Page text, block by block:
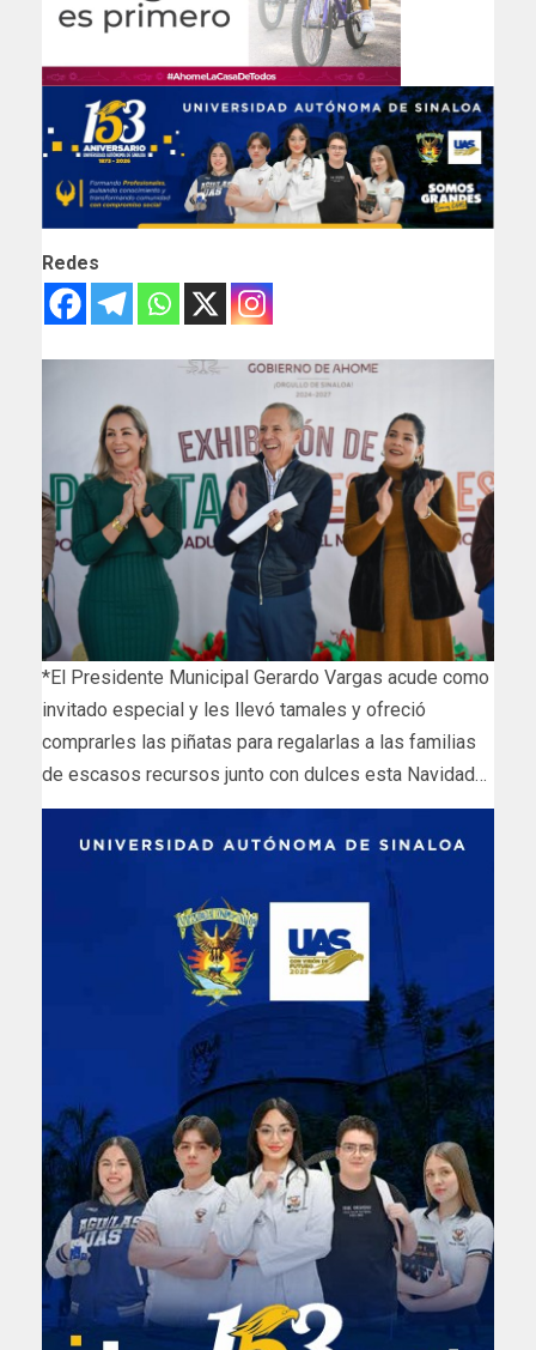
Redes
*El Presidente Municipal Gerardo Vargas acude como
invitado especial y les llevó tamales y ofreció
comprarles las piñatas para regalarlas a las familias
de escasos recursos junto con dulces esta Navidad…